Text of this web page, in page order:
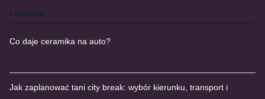
Losowe
Co daje ceramika na auto?
Jak zaplanować tani city break: wybór kierunku, transport i